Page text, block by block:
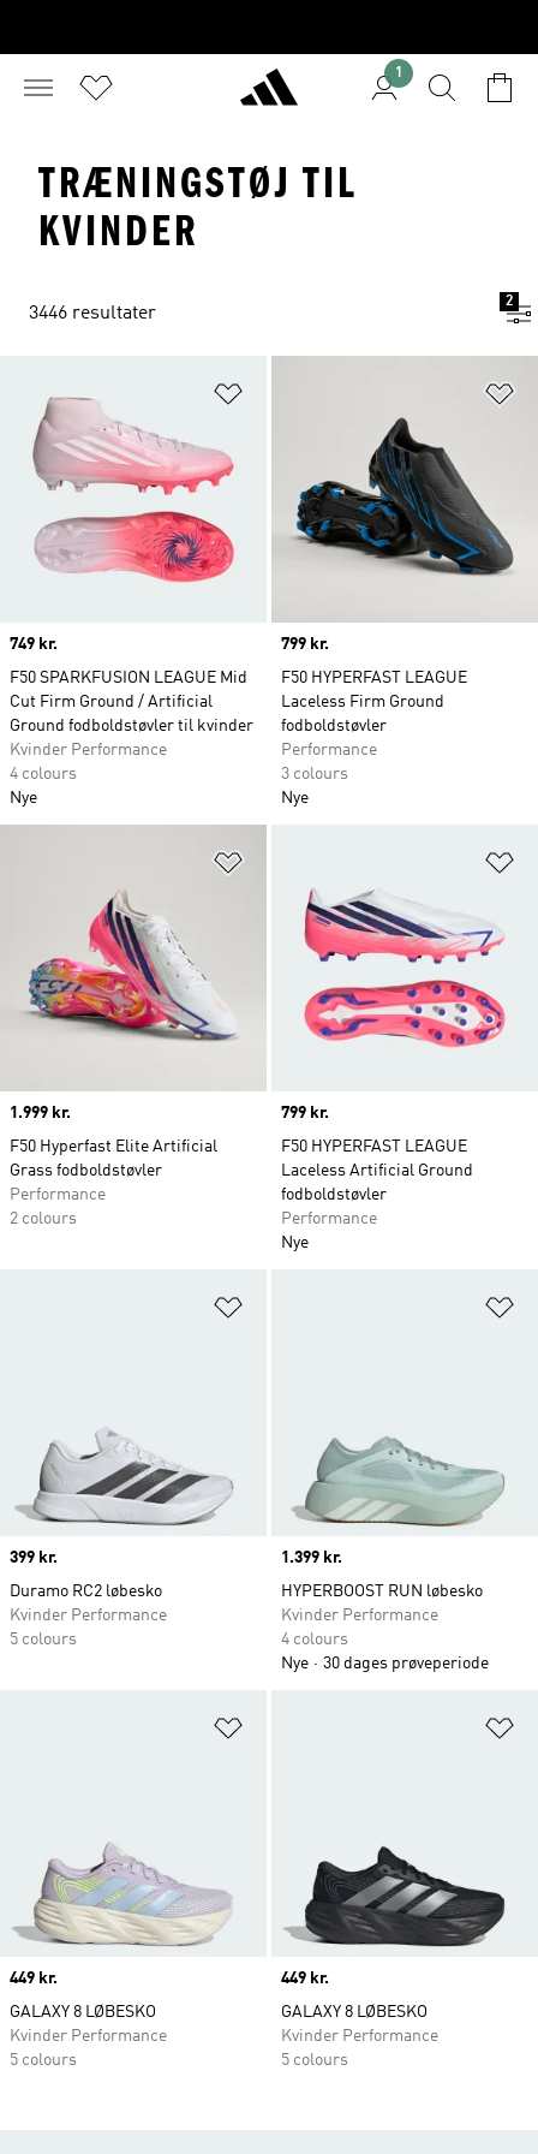
1
TRÆNINGSTØJ TIL
KVINDER
3446 resultater
2
Price
749 kr.
F50 SPARKFUSION LEAGUE Mid
Cut Firm Ground / Artificial
Ground fodboldstøvler til kvinder
Kvinder Performance
4 colours
Nye
Price
799 kr.
F50 HYPERFAST LEAGUE
Laceless Firm Ground
fodboldstøvler
Performance
3 colours
Nye
Price
1.999 kr.
F50 Hyperfast Elite Artificial
Grass fodboldstøvler
Performance
2 colours
Price
799 kr.
F50 HYPERFAST LEAGUE
Laceless Artificial Ground
fodboldstøvler
Performance
Nye
Price
399 kr.
Duramo RC2 løbesko
Kvinder Performance
5 colours
Price
1.399 kr.
HYPERBOOST RUN løbesko
Kvinder Performance
4 colours
Nye
30 dages prøveperiode
Price
449 kr.
GALAXY 8 LØBESKO
Kvinder Performance
5 colours
Price
449 kr.
GALAXY 8 LØBESKO
Kvinder Performance
5 colours